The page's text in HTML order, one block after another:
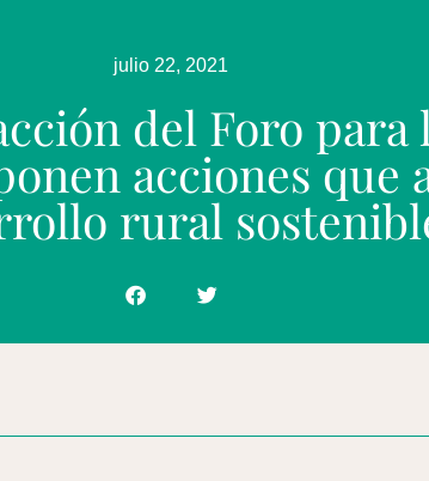
julio 22, 2021
del Foro para
acciones que
rural